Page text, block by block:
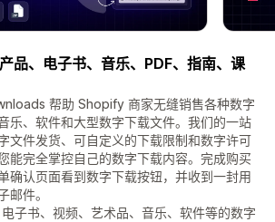
品、电子书、音乐、PDF、指南、课
帮助 Shopify 商家无缝销售各种数字
乐、软件和大型数字下载文件。我们的一站
文件发货、可自定义的下载限制和数字许可
能完全掌控自己的数字下载内容。完成购买
确认页面看到数字下载按钮，并收到一封用
邮件。
子书、视频、艺术品、音乐、软件等的数字